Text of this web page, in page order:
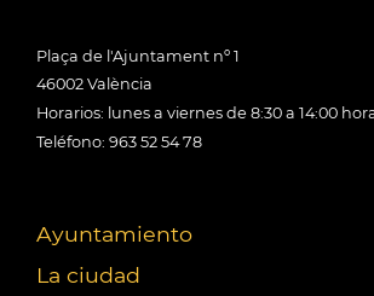
Plaça de l'Ajuntament nº 1
46002 València
Horarios: lunes a viernes de 8:30 a 14:00
Teléfono: 963 52 54 78
Ayuntamiento
La ciudad